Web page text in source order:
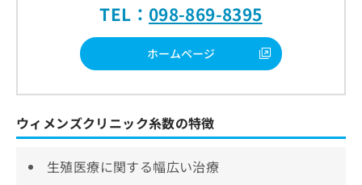
TEL： 098-869-8395
ホームページ
ウィメンズクリニック糸数の特徴
生殖医療に関する幅広い治療